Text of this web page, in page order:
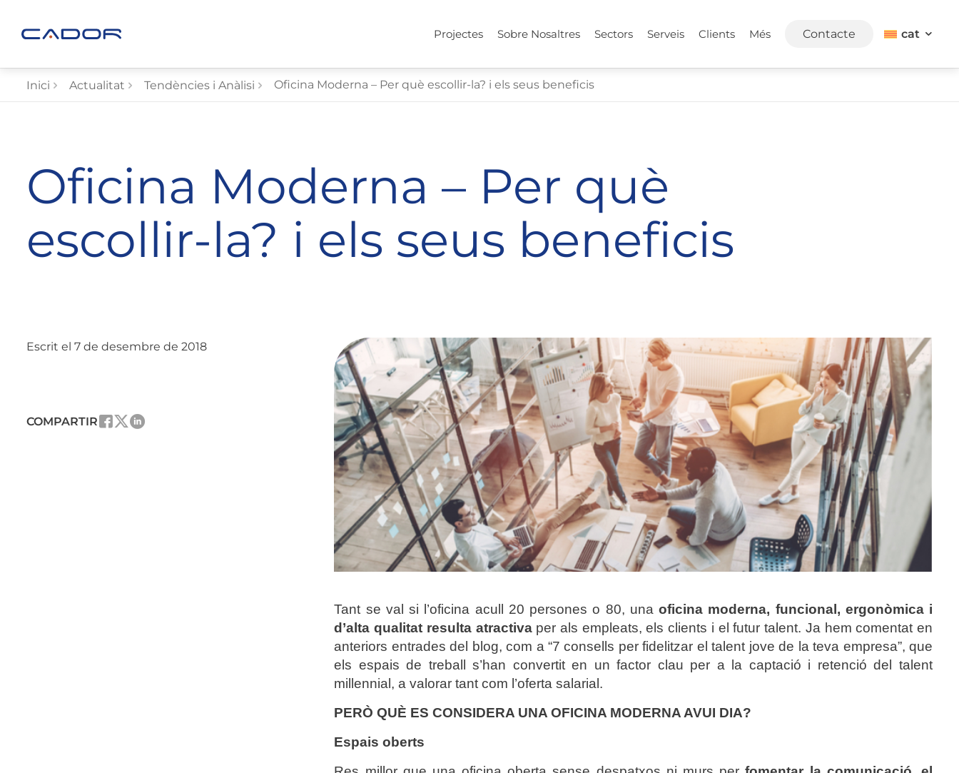
Projectes Sobre Nosaltres Sectors Serveis Clients Més Contacte cat
Inici Actualitat Tendències i Anàlisi Oficina Moderna – Per què escollir-la? i els seus beneficis
Oficina Moderna – Per què
escollir-la? i els seus beneficis
Escrit el 7 de desembre de 2018
COMPARTIR
Tant se val si l’oficina acull 20 persones o 80, unaoficina moderna, funcional, ergonòmica i
d’alta qualitat resulta atractiva per als empleats, els clients i el futur talent. Ja hem comentat en
anteriors entrades del blog, com a “7 consells per fidelitzar el talent jove de la teva empresa”, que
els espais de treball s’han convertit en un factor clau per a la captació i retenció del talent
millennial, a valorar tant com l’oferta salarial.
PERÒ QUÈ ES CONSIDERA UNA OFICINA MODERNA AVUI DIA?
Espais oberts